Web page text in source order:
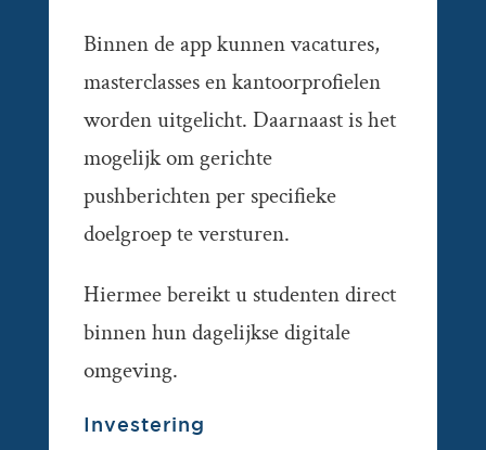
Binnen de app kunnen vacatures,
masterclasses en kantoorprofielen
worden uitgelicht. Daarnaast is het
mogelijk om gerichte
pushberichten per specifieke
doelgroep te versturen.
Hiermee bereikt u studenten direct
binnen hun dagelijkse digitale
omgeving.
Investering